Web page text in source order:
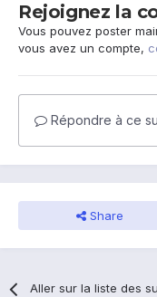
Rejoignez la
Vous pouvez poster
vous avez un compte,
Répondre à ce
Share
Aller sur la liste des